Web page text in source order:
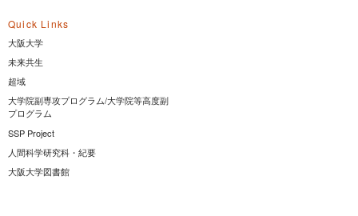
Quick Links
大阪大学
未来共生
超域
大学院副専攻プログラム/大学院等高度副
プログラム
SSP Project
人間科学研究科・紀要
大阪大学図書館